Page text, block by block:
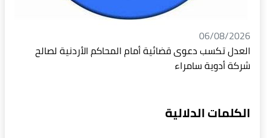
06/08/2026
العدل تكسب دعوى قضائية أمام المحاكم الأردنية لصالح
شركة أدوية سامراء
الكلمات الدلالية